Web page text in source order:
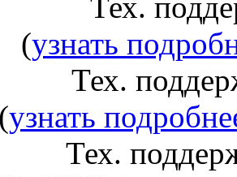
поддержка
(узнать
(узнать